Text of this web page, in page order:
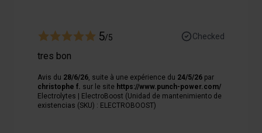
5/5 Checked
tres bon
Avis du 28/6/26 , suite à une expérience du 24/5/26 par
christophe f. sur le site https://www.punch-power.com/
Electrolytes | ElectroBoost (Unidad de mantenimiento de
existencias (SKU) : ELECTROBOOST)